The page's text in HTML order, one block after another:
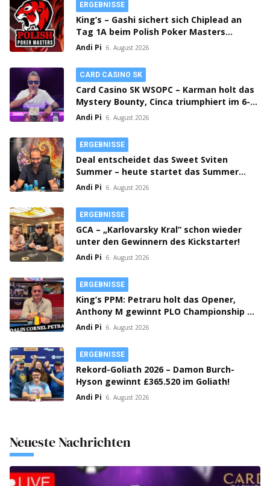
ERGEBNISSE
King’s – Gashi sichert sich Chiplead an
Tag 1A beim Polish Poker Masters
Mystery Bounty!
Andi Pi 6. August 2026
CARD CASINO SK
Card Casino SK WSOPC – Karman holt das
Mystery Bounty, Cinca triumphiert im 6-
Max!
Andi Pi 6. August 2026
ERGEBNISSE
Deal entscheidet das Sweet Sviten
Summer – heute startet das Summer
Open Bounty!
Andi Pi 6. August 2026
ERGEBNISSE
GCA – „Karlovarsky Kral“ schon wieder
unter den Gewinnern des Kickstarter!
Andi Pi 6. August 2026
ERGEBNISSE
King’s PPM: Petraru holt das Opener,
Anthony M gewinnt PLO Championship –
Prag spielt Flight 1C Million Crown!
Andi Pi 6. August 2026
ERGEBNISSE
Rekord-Goliath 2026 – Damon Burch-
Hyson gewinnt £365.520 im Goliath!
Andi Pi 6. August 2026
Neueste Nachrichten